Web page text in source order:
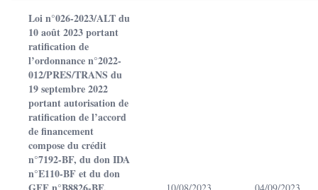
Loi n°026-2023/ALT du
10 août 2023 portant
ratification de
l’ordonnance n°2022-
012/PRES/TRANS du
19 septembre 2022
portant autorisation de
ratification de l’accord
de financement
compose du crédit
n°7192-BF, du don IDA
n°E110-BF et du don